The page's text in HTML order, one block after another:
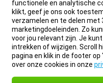
functionele en analytische
klikt, geef je ons ook
verzamelen en te delen met
marketingdoeleinden. Zo
voor jou relevant zijn. Je
intrekken of wijzigen. Scroll
pagina en klik in de footer
over onze cookies in onze